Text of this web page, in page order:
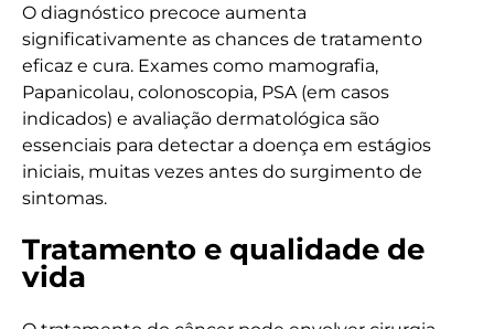
O diagnóstico precoce aumenta
significativamente as chances de tratamento
eficaz e cura. Exames como mamografia,
Papanicolau, colonoscopia, PSA (em casos
indicados) e avaliação dermatológica são
essenciais para detectar a doença em estágios
iniciais, muitas vezes antes do surgimento de
sintomas.
Tratamento e qualidade de
vida